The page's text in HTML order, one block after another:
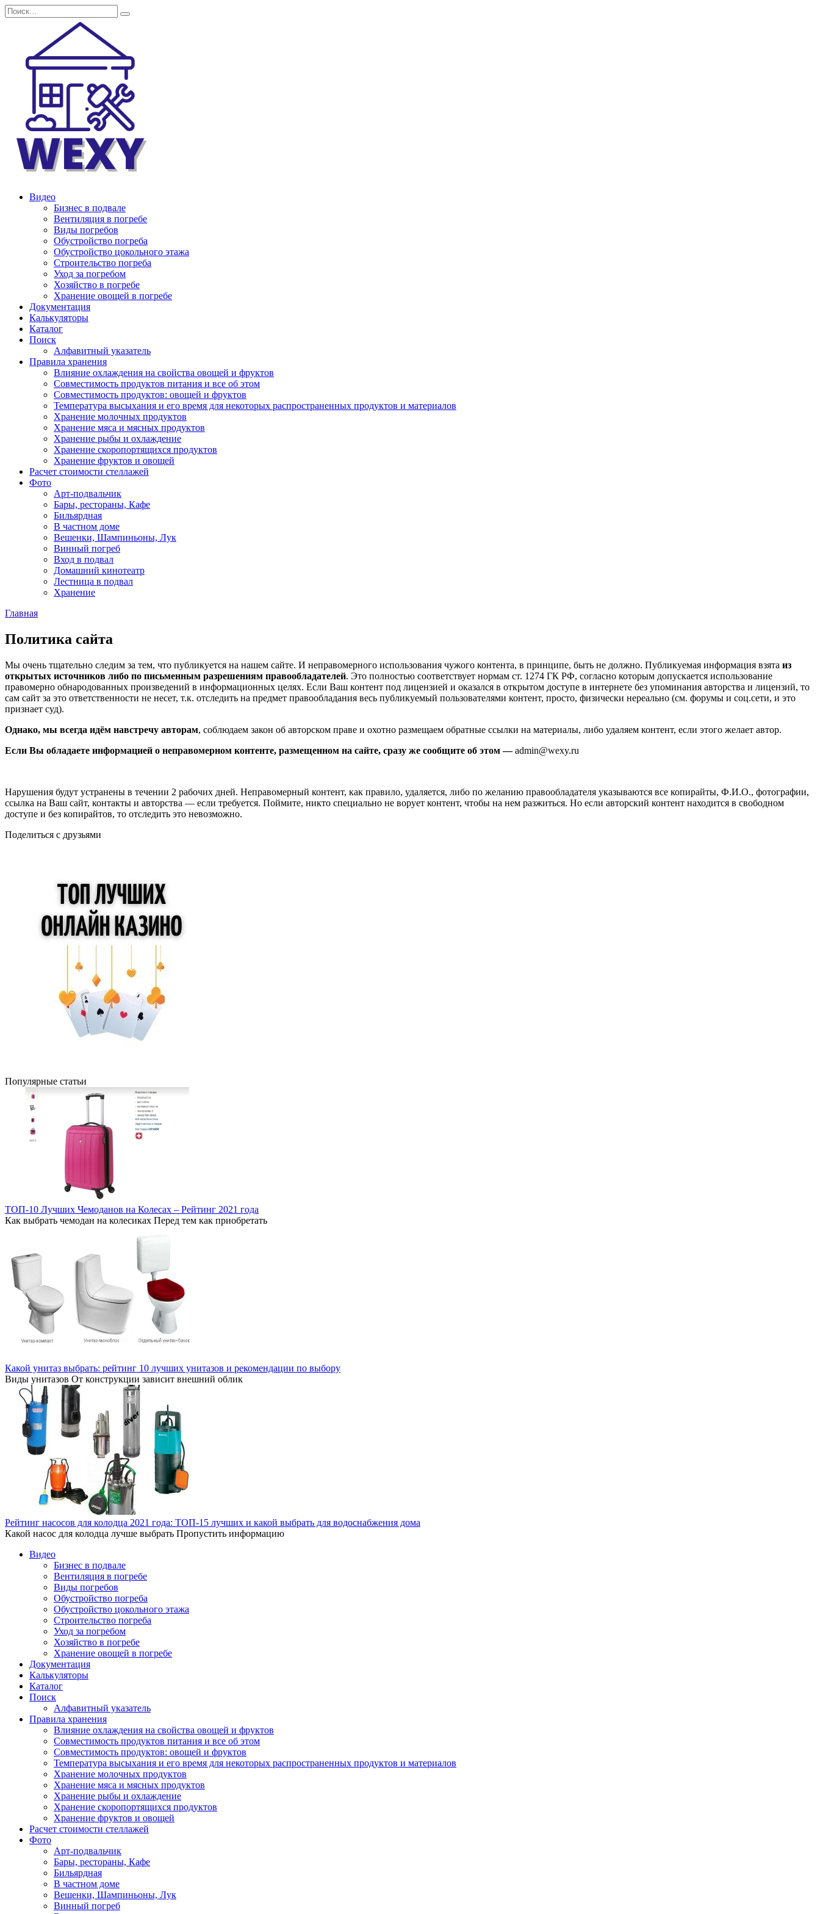
Перейти
к
Search
for:
Видео
Бизнес в подвале
Вентиляция в погребе
Виды погребов
Обустройство погреба
Обустройство цокольного этажа
Строительство погреба
Уход за погребом
Хозяйство в погребе
Хранение овощей в погребе
Документация
Калькуляторы
Каталог
Поиск
Алфавитный указатель
Правила хранения
Влияние охлаждения на свойства овощей и фруктов
Совместимость продуктов питания и все об этом
Совместимость продуктов: овощей и фруктов
Температура высыхания и его время для некоторых распространенных продуктов и материалов
Хранение молочных продуктов
Хранение мяса и мясных продуктов
Хранение рыбы и охлаждение
Хранение скоропортящихся продуктов
Хранение фруктов и овощей
Расчет стоимости стеллажей
Фото
Арт-подвальчик
Бары, рестораны, Кафе
Бильярдная
В частном доме
Вешенки, Шампиньоны, Лук
Винный погреб
Вход в подвал
Домашний кинотеатр
Лестница в подвал
Хранение
Главная
Политика сайта
Мы очень тщательно следим за тем, что публикуется на нашем сайте. И неправомерного использования чужого контента, в принципе, быть не должно. Публикуемая информация взята из
открытых источников либо по письменным разрешениям правообладателей. Это полностью соответствует нормам ст. 1274 ГК РФ, согласно которым допускается использование
правомерно обнародованных произведений в информационных целях. Если Ваш контент под лицензией и оказался в открытом доступе в интернете без упоминания авторства и лицензий, то
сам сайт за это ответственности не несет, т.к. отследить на предмет правообладания весь публикуемый пользователями контент, просто, физически нереально (см. форумы и соц.сети, и это
признает суд).
Однако, мы всегда идём навстречу авторам, соблюдаем закон об авторском праве и охотно размещаем обратные ссылки на материалы, либо удаляем контент, если этого желает автор.
Если Вы обладаете информацией о неправомерном контенте, размещенном на сайте, сразу же сообщите об этом —admin@wexy.ru
Нарушения будут устранены в течении 2 рабочих дней. Неправомерный контент, как правило, удаляется, либо по желанию правообладателя указываются все копирайты, Ф.И.О., фотографии,
ссылка на Ваш сайт, контакты и авторства — если требуется. Поймите, никто специально не ворует контент, чтобы на нем разжиться. Но если авторский контент находится в свободном
доступе и без копирайтов, то отследить это невозможно.
Поделиться с друзьями
Популярные статьи
ТОП-10 Лучших Чемоданов на Колесах – Рейтинг 2021 года
Как выбрать чемодан на колесиках Перед тем как приобретать
Какой унитаз выбрать: рейтинг 10 лучших унитазов и рекомендации по выбору
Виды унитазов От конструкции зависит внешний облик
Рейтинг насосов для колодца 2021 года: ТОП-15 лучших и какой выбрать для водоснабжения дома
Какой насос для колодца лучше выбрать Пропустить информацию
Видео
Бизнес в подвале
Вентиляция в погребе
Виды погребов
Обустройство погреба
Обустройство цокольного этажа
Строительство погреба
Уход за погребом
Хозяйство в погребе
Хранение овощей в погребе
Документация
Калькуляторы
Каталог
Поиск
Алфавитный указатель
Правила хранения
Влияние охлаждения на свойства овощей и фруктов
Совместимость продуктов питания и все об этом
Совместимость продуктов: овощей и фруктов
Температура высыхания и его время для некоторых распространенных продуктов и материалов
Хранение молочных продуктов
Хранение мяса и мясных продуктов
Хранение рыбы и охлаждение
Хранение скоропортящихся продуктов
Хранение фруктов и овощей
Расчет стоимости стеллажей
Фото
Арт-подвальчик
Бары, рестораны, Кафе
Бильярдная
В частном доме
Вешенки, Шампиньоны, Лук
Винный погреб